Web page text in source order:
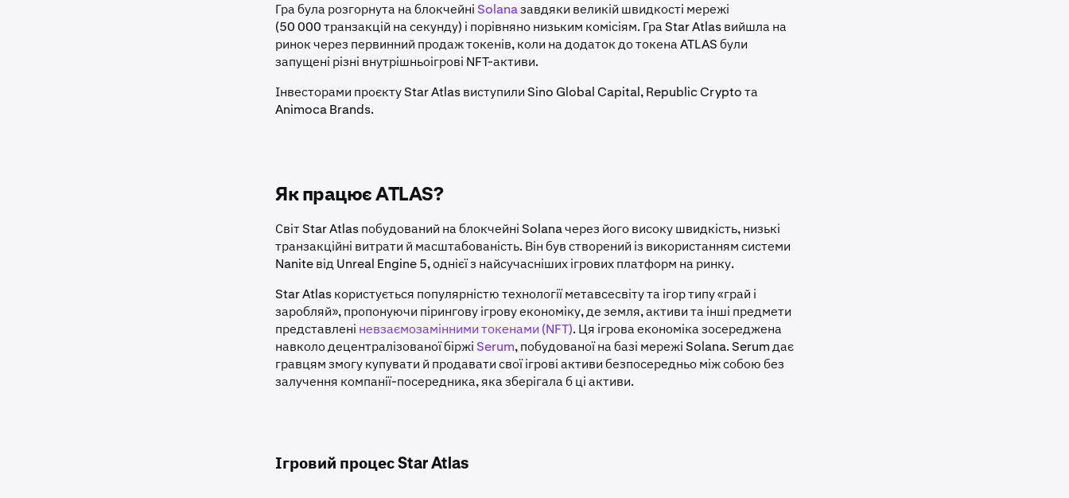
Гра була розгорнута на блокчейні Solanaзавдяки великій швидкості мережі
(50 000 транзакцій на секунду) і порівняно низьким комісіям. Гра Star Atlas вийшла на
ринок через первинний продаж токенів, коли на додаток до токена ATLAS були
запущені різні внутрішньоігрові NFT-активи.
Інвесторами проєкту Star Atlas виступили Sino Global Capital, Republic Crypto та
Animoca Brands.
Як працює ATLAS?
Світ Star Atlas побудований на блокчейні Solana через його високу швидкість, низькі
транзакційні витрати й масштабованість. Він був створений із використанням системи
Nanite від Unreal Engine 5, однієї з найсучасніших ігрових платформ на ринку.
Star Atlas користується популярністю технології метавсесвіту та ігор типу «грай і
заробляй», пропонуючи пірингову ігрову економіку, де земля, активи та інші предмети
представлені невзаємозамінними токенами (NFT). Ця ігрова економіка зосереджена
навколо децентралізованої біржі Serum, побудованої на базі мережі Solana. Serum дає
гравцям змогу купувати й продавати свої ігрові активи безпосередньо між собою без
залучення компанії-посередника, яка зберігала б ці активи.
Ігровий процес Star Atlas